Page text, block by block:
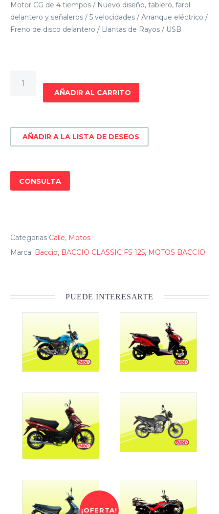
Motor CG de 4 tiempos / Nuevo diseño, tablero, farol
delantero y señaleros / 5 velocidades / Arranque eléctrico /
Freno de disco delantero / Llantas de Rayos / USB
BACCIO
125
cantidad
AÑADIR AL CARRITO
AÑADIR A LA LISTA DE DESEOS
CONSULTA
Categorias Calle, Motos
Marca: Baccio, BACCIO CLASSIC FS 125, MOTOS BACCIO
PUEDE INTERESARTE
¡OFERTA!